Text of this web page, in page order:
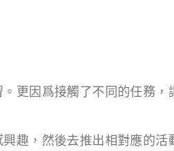
更因爲接觸了不同的任務
趣，然後去推出相對應的